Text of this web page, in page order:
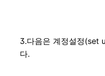
3.다음은 계정설정(set
다.